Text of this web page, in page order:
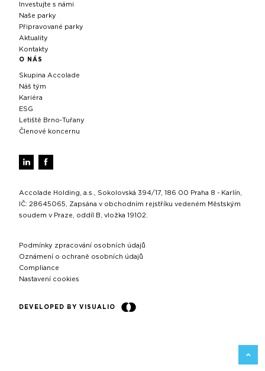
Investujte s námi
Naše parky
Připravované parky
Aktuality
Kontakty
O NÁS
Skupina Accolade
Náš tým
Kariéra
ESG
Letiště Brno‑Tuřany
Členové koncernu
Accolade Holding, a.s., Sokolovská 394/17, 186 00 Praha 8 - Karlín,
IČ: 28645065, Zapsána v obchodním rejstříku vedeném Městským
soudem v Praze, oddíl B, vložka 19102.
Podmínky zpracování osobních údajů
Oznámení o ochraně osobních údajů
Compliance
Nastavení cookies
DEVELOPED BY VISUALIO
ZPĚT